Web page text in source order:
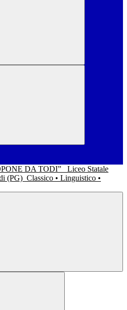
Liceo Statale
(PG) Classico • Linguistico •